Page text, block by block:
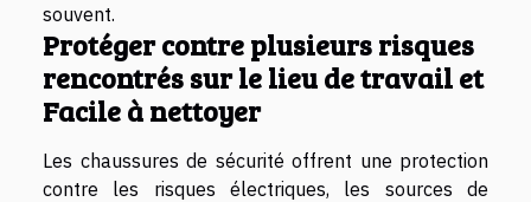
souvent.
Protéger contre plusieurs risques
rencontrés sur le lieu de travail et
Facile à nettoyer
Les chaussures de sécurité offrent une protection
contre les risques électriques, les sources de